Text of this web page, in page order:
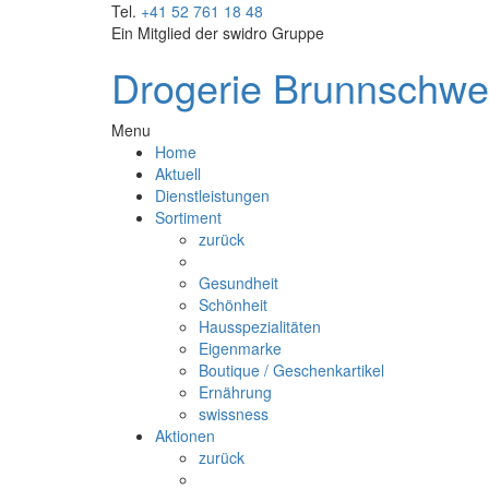
Tel. +41 52 761 18 48
Ein Mitglied der swidro Gruppe
Drogerie
Menu
Home
Aktuell
Dienstleistungen
Sortiment
zurück
Gesundheit
Schönheit
Hausspezialitäten
Eigenmarke
Boutique / Geschenkartikel
Ernährung
swissness
Aktionen
zurück